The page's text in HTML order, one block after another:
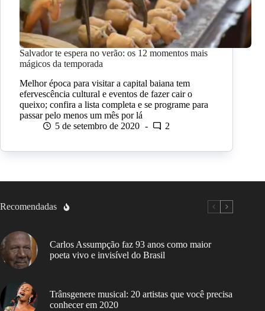
Salvador te espera no verão: os 12 momentos mais
mágicos da temporada
Melhor época para visitar a capital baiana tem
efervescência cultural e eventos de fazer cair o
queixo; confira a lista completa e se programe para
passar pelo menos um mês por lá
5 de setembro de 2020
2
Recomendadas
Carlos Assumpção faz 93 anos como maior
poeta vivo e invisível do Brasil
Trânsgenere musical: 20 artistas que você precisa
conhecer em 2020